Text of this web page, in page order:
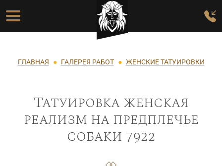
Перейти к основному содержанию
Основная навигация
Строка навигации
ГЛАВНАЯ ГАЛЕРЕЯ РАБОТ ЖЕНСКИЕ ТАТУИРОВКИ
Татуировка женская
реализм на предплечье
собаки 7922